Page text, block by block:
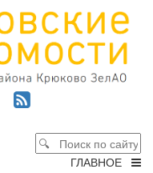
ГЛАВНОЕ